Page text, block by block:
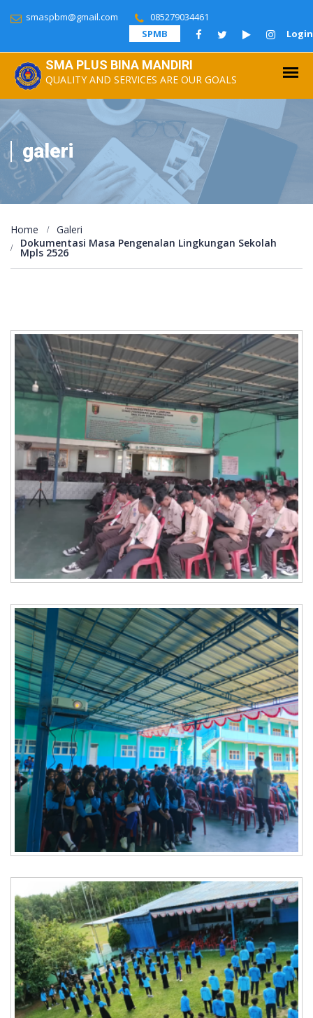
SMA PLUS BINA MANDIRI
QUALITY AND SERVICES ARE OUR GOALS
smaspbm@gmail.com
085279034461
SPMB
Login
galeri
Home
Galeri
Dokumentasi Masa Pengenalan Lingkungan Sekolah
Mpls 2526